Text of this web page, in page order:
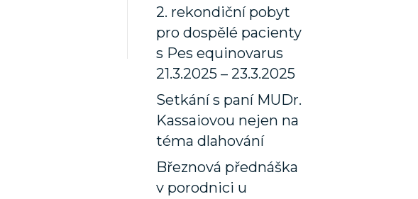
2. rekondiční pobyt
pro dospělé pacienty
s Pes equinovarus
21.3.2025 – 23.3.2025
Setkání s paní MUDr.
Kassaiovou nejen na
téma dlahování
Březnová přednáška
v porodnici u